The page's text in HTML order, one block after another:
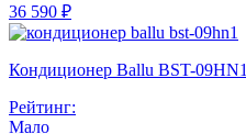
36 590 ₽
Кондиционер Ballu BST-09HN1
Рейтинг:
Мало